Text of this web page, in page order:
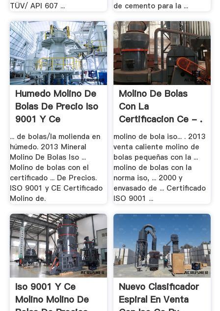
TÜV/ API 607 ...
de cemento para la ...
Humedo Molino De
Bolas De Precio Iso
9001 Y Ce
... de bolas/la molienda en
húmedo. 2013 Mineral
Molino De Bolas Iso ...
Molino de bolas con el
certificado ... De Precios.
ISO 9001 y CE Certificado
Molino de.
Molino De Bolas
Con La
Certificacion Ce - .
molino de bola iso... . 2013
venta caliente molino de
bolas pequeñas con la ...
molino de bolas con la
norma iso, ... 2000 y
envasado de ... Certificado
ISO 9001 ...
Iso 9001 Y Ce
Molino Molino De
Nuevo Clasificador
Espiral En Venta